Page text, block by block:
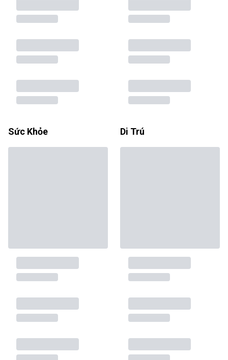
Sức Khỏe Di Trú